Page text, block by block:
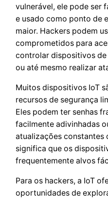
vulnerável, ele pode ser
e usado como ponto de
maior. Hackers podem
comprometidos para
controlar dispositivos
ou até mesmo realizar
Muitos dispositivos IoT
recursos de segurança
Eles podem ter senhas
facilmente adivinhadas
atualizações constantes
significa que os
frequentemente alvos
Para os hackers, a IoT
oportunidades de